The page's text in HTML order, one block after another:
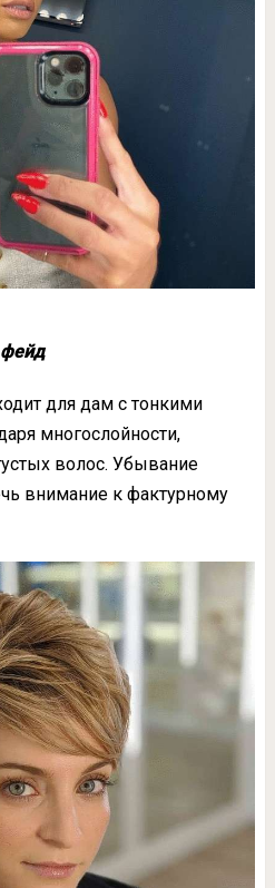
для дам с тонкими
многослойности,
волос. Убывание
внимание к фактурному